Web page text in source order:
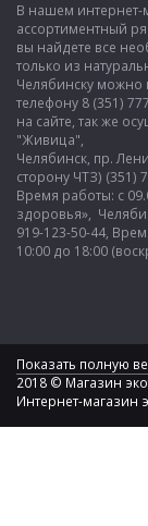
В нашем
ассортиментный
вы найдете все
только из
Челябинску можно
телефону 8 (351)
на сайте, так же
"Живица",
Челябинск, пр.
сторону ЧТЗ) (351)
Время работы: с
здоровья»,
919-123-50-44,
10:00 до 18:00
Показать полную
2018 © Магазин
Интернет-магазин